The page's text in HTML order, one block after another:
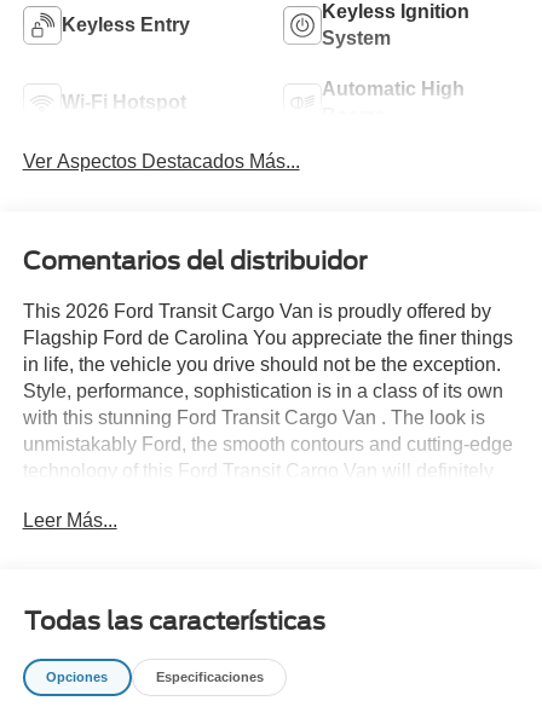
Keyless Entry
Keyless Ignition
System
Wi-Fi Hotspot
Automatic High
Ver Aspectos Destacados Más...
Comentarios del distribuidor
This 2026 Ford Transit Cargo Van is proudly offered by
Flagship Ford de Carolina You appreciate the finer things
in life, the vehicle you drive should not be the exception.
Style, performance, sophistication is in a class of its own
with this stunning Ford Transit Cargo Van . The look is
unmistakably Ford, the smooth contours and cutting-edge
technology of this Ford Transit Cargo Van will definitely
Ford Transit Cargo Van . It is incomparable for the price
combination is stunning and absolutely beautiful!
Leer Más...
Todas las características
Opciones Especificaciones